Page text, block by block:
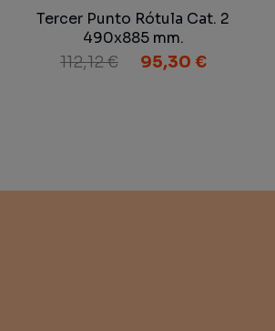
Tercer Punto Rótula Cat. 2
490x885 mm.
112,12 € 95,30 €